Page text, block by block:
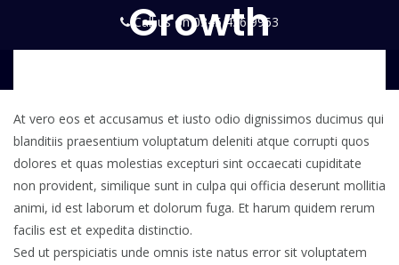
Call us on 0345 456 9953
Growth
At vero eos et accusamus et iusto odio dignissimos ducimus qui
blanditiis praesentium voluptatum deleniti atque corrupti quos
dolores et quas molestias excepturi sint occaecati cupiditate
non provident, similique sunt in culpa qui officia deserunt mollitia
animi, id est laborum et dolorum fuga. Et harum quidem rerum
facilis est et expedita distinctio.
Sed ut perspiciatis unde omnis iste natus error sit voluptatem